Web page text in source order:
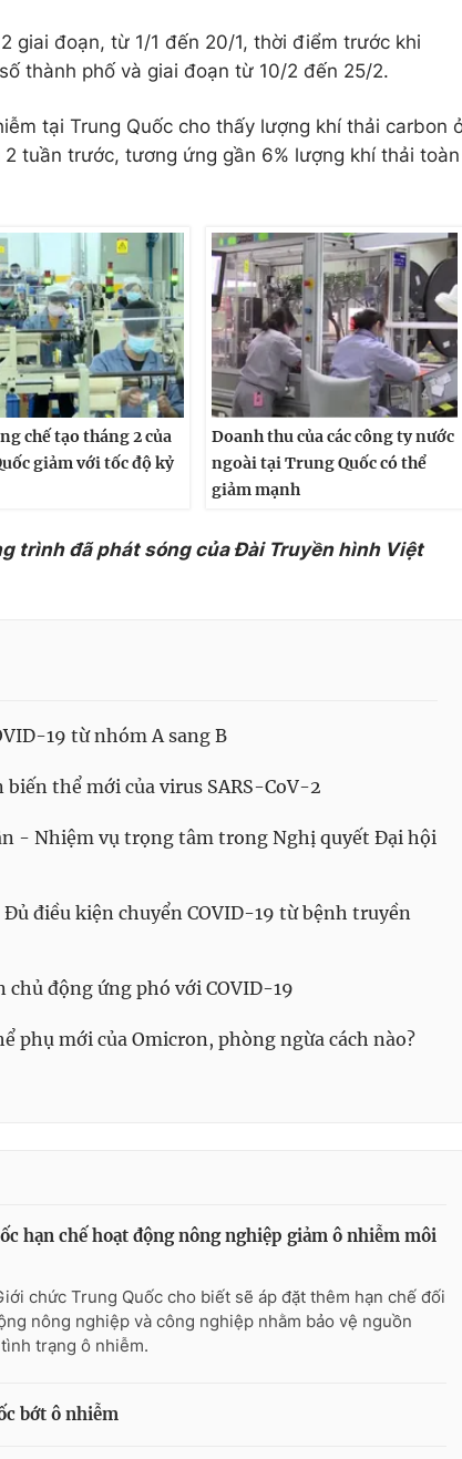
giai đoạn, từ 1/1 đến 20/1, thời điểm trước khi
thành phố và giai đoạn từ 10/2 đến 25/2.
tại Trung Quốc cho thấy lượng khí thải carbon
tuần trước, tương ứng gần 6% lượng khí thải toàn
chế tạo tháng 2 của
giảm với tốc độ kỷ
Doanh thu của các công ty nước
ngoài tại Trung Quốc có thể
giảm mạnh
trình đã phát sóng của Đài Truyền hình Việt
19 từ nhóm A sang B
thể mới của virus SARS-CoV-2
- Nhiệm vụ trọng tâm trong Nghị quyết Đại hội
điều kiện chuyển COVID-19 từ bệnh truyền
chủ động ứng phó với COVID-19
phụ mới của Omicron, phòng ngừa cách nào?
hạn chế hoạt động nông nghiệp giảm ô nhiễm môi
chức Trung Quốc cho biết sẽ áp đặt thêm hạn chế đối
nông nghiệp và công nghiệp nhằm bảo vệ nguồn
trạng ô nhiễm.
bớt ô nhiễm